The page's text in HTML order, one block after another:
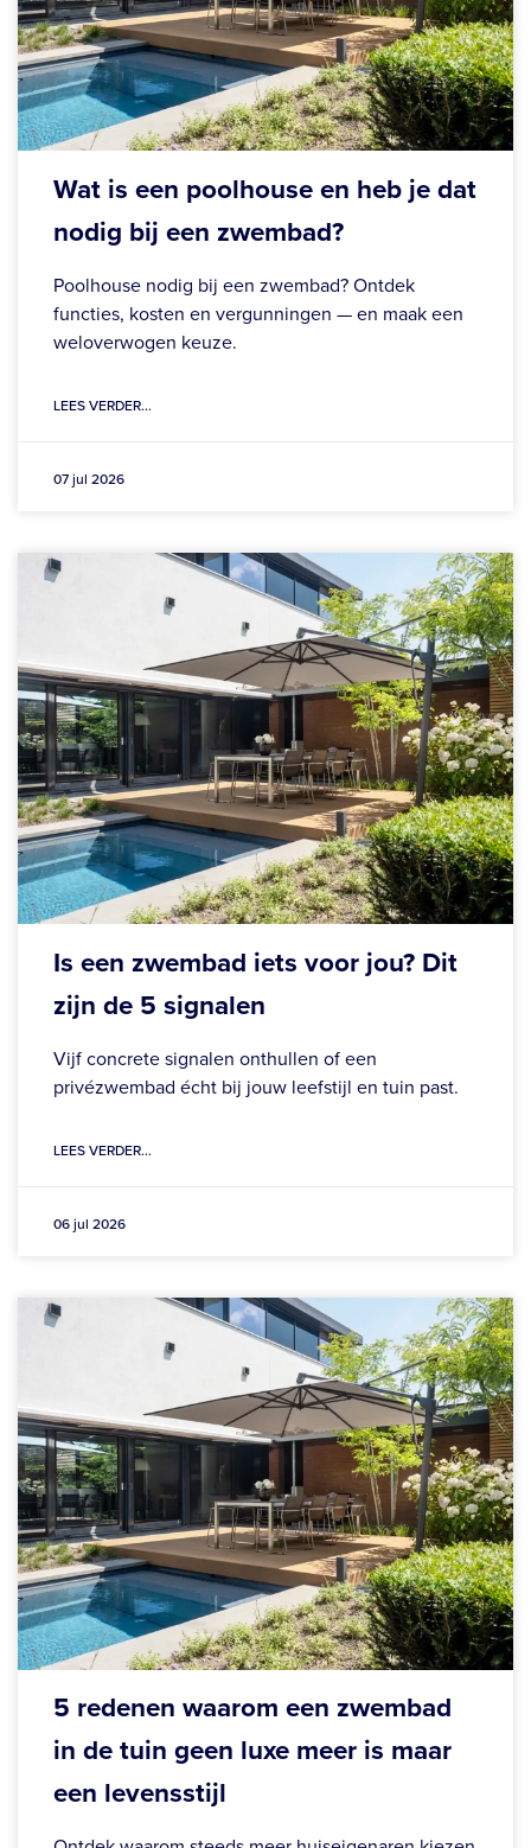
Wat is een poolhouse en heb je dat
nodig bij een zwembad?
Poolhouse nodig bij een zwembad? Ontdek
functies, kosten en vergunningen — en maak een
weloverwogen keuze.
LEES VERDER...
07 jul 2026
Is een zwembad iets voor jou? Dit
zijn de 5 signalen
Vijf concrete signalen onthullen of een
privézwembad écht bij jouw leefstijl en tuin past.
LEES VERDER...
06 jul 2026
5 redenen waarom een zwembad
in de tuin geen luxe meer is maar
een levensstijl